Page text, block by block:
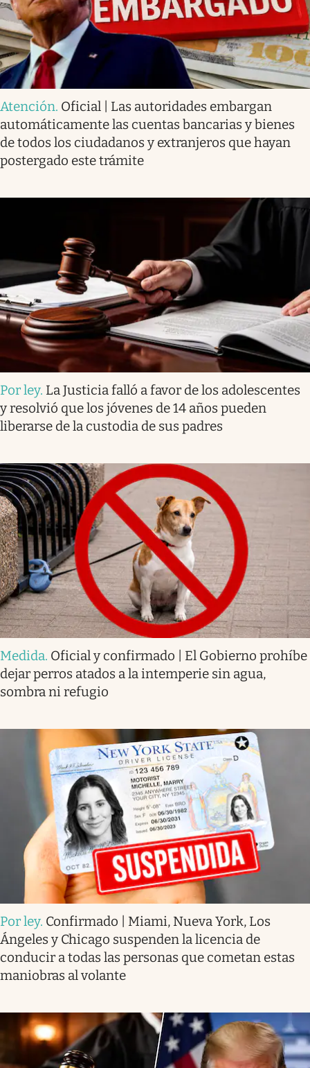
Atención. Oficial | Las autoridades embargan
automáticamente las cuentas bancarias y bienes
de todos los ciudadanos y extranjeros que hayan
postergado este trámite
Por ley. La Justicia falló a favor de los adolescentes
y resolvió que los jóvenes de 14 años pueden
liberarse de la custodia de sus padres
Medida. Oficial y confirmado | El Gobierno prohíbe
dejar perros atados a la intemperie sin agua,
sombra ni refugio
Por ley. Confirmado | Miami, Nueva York, Los
Ángeles y Chicago suspenden la licencia de
conducir a todas las personas que cometan estas
maniobras al volante